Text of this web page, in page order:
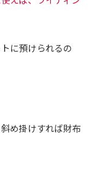
に預けられるの
め掛けすれば財布